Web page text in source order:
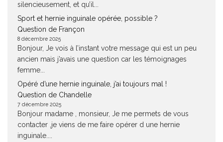
silencieusement, et qu’il...
Sport et hernie inguinale opérée, possible ?
Question de Françon
8 décembre 2025
Bonjour, Je vois à l’instant votre message qui est un peu
ancien mais j’avais une question car les témoignages
femme...
Opéré d’une hernie inguinale, j’ai toujours mal !
Question de Chandelle
7 décembre 2025
Bonjour madame , monsieur, Je me permets de vous
contacter ,je viens de me faire opérer d une hernie
inguinale....